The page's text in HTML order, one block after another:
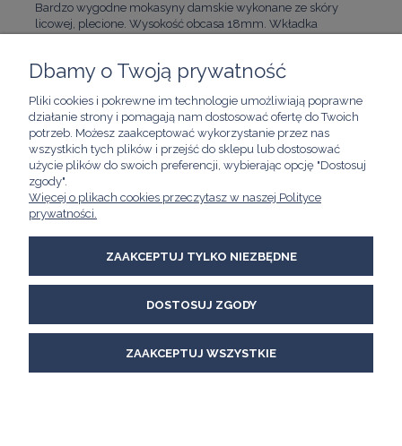
Bardzo wygodne mokasyny damskie wykonane ze skóry
licowej, plecione. Wysokość obcasa 18mm. Wkładka
ZAKUPY
POMOC
Kawimet W. Bunia i Spółka, Spółka Jawna
01-230 Warszawa
email:kawimet@kawimet.pl
Dbamy o Twoją prywatność
Pliki cookies i pokrewne im technologie umożliwiają poprawne
działanie strony i pomagają nam dostosować ofertę do Twoich
potrzeb. Możesz zaakceptować wykorzystanie przez nas
wszystkich tych plików i przejść do sklepu lub dostosować
użycie plików do swoich preferencji, wybierając opcję "Dostosuj
zgody".
Więcej o plikach cookies przeczytasz w naszej Polityce
prywatności.
ZAAKCEPTUJ TYLKO NIEZBĘDNE
DOSTOSUJ ZGODY
ZAAKCEPTUJ WSZYSTKIE